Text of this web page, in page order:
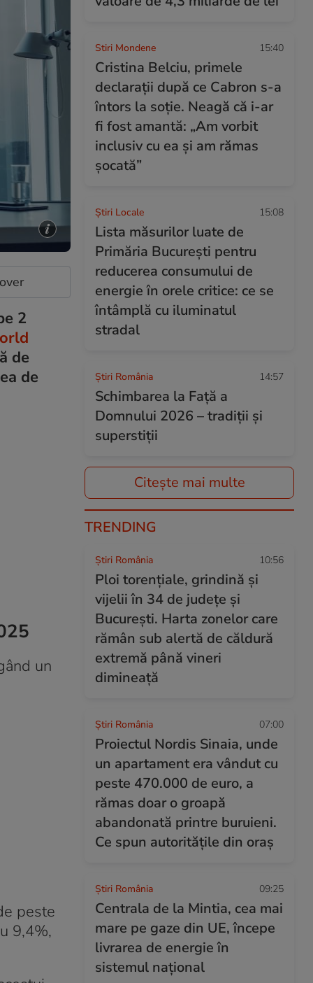
2
de
de
un
peste
9,4%,
Stiri Mondene 15:40
Cristina Belciu, primele
declarații după ce Cabron s-a
întors la soție. Neagă că i-ar
fi fost amantă: „Am vorbit
inclusiv cu ea și am rămas
șocată”
Știri Locale 15:08
Lista măsurilor luate de
Primăria București pentru
reducerea consumului de
energie în orele critice: ce se
întâmplă cu iluminatul
stradal
Știri România 14:57
Schimbarea la Față a
Domnului 2026 – tradiții și
superstiții
Citește mai multe
TRENDING
Știri România 10:56
Ploi torențiale, grindină și
vijelii în 34 de județe și
București. Harta zonelor care
rămân sub alertă de căldură
extremă până vineri
dimineață
Știri România 07:00
Proiectul Nordis Sinaia, unde
un apartament era vândut cu
peste 470.000 de euro, a
rămas doar o groapă
abandonată printre buruieni.
Ce spun autoritățile din oraș
Știri România 09:25
Centrala de la Mintia, cea mai
mare pe gaze din UE, începe
livrarea de energie în
sistemul național